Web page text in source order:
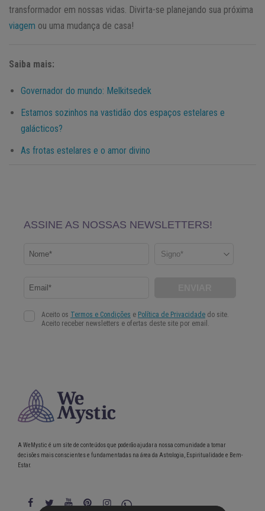
transformador em nossas vidas. Divirta-se planejando sua próxima
viagem ou uma mudança de casa!
Saiba mais:
Governador do mundo: Melkitsedek
Estamos sozinhos na vastidão dos espaços estelares e
galácticos?
As frotas estelares e o amor divino
A WeMystic é um site de conteúdos que poderão ajudar a nossa comunidade a tomar
decisões mais conscientes e fundamentadas na área da Astrologia, Espiritualidade e Bem-
Estar.